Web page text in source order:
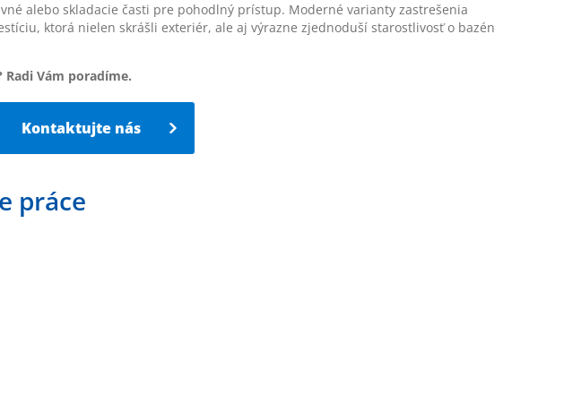
alebo skladacie časti pre pohodlný prístup. Moderné varianty zastrešenia
ktorá nielen skrášli exteriér, ale aj výrazne zjednoduší starostlivosť o bazén
Vám poradíme.
Kontaktujte nás
práce